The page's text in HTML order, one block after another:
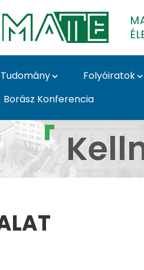
Tudomány Folyóiratok
Borász Konferencia